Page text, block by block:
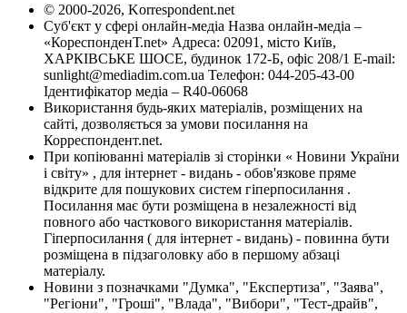
© 2000-2026, Korrespondent.net
Суб'єкт у сфері онлайн-медіа Назва онлайн-медіа –
«КореспонденТ.net» Адреса: 02091, місто Київ,
ХАРКІВСЬКЕ ШОСЕ, будинок 172-Б, офіс 208/1 E-mail:
sunlight@mediadim.com.ua Телефон: 044-205-43-00
Ідентифікатор медіа – R40-06068
Використання будь-яких матеріалів, розміщених на
сайті, дозволяється за умови посилання на
Корреспондент.net.
При копіюванні матеріалів зі сторінки « Новини України
і світу» , для інтернет - видань - обов'язкове пряме
відкрите для пошукових систем гіперпосилання .
Посилання має бути розміщена в незалежності від
повного або часткового використання матеріалів.
Гіперпосилання ( для інтернет - видань) - повинна бути
розміщена в підзаголовку або в першому абзаці
матеріалу.
Новини з позначками "Думка", "Експертиза", "Заява",
"Регіони", "Гроші", "Влада", "Вибори", "Тест-драйв",